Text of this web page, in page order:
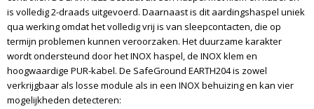
is volledig 2-draads uitgevoerd. Daarnaast is dit aardingshaspel uniek
qua werking omdat het volledig vrij is van sleepcontacten, die op
termijn problemen kunnen veroorzaken. Het duurzame karakter
wordt ondersteund door het INOX haspel, de INOX klem en
hoogwaardige PUR-kabel. De SafeGround EARTH204is zowel
verkrijgbaar als losse module als in een INOX behuizing en kan vier
mogelijkheden detecteren: